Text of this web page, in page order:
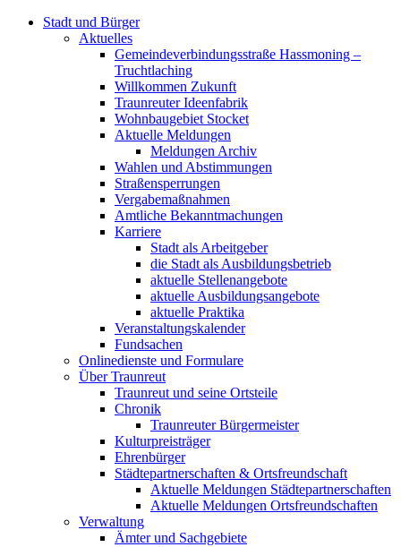
Stadt und Bürger
Aktuelles
Gemeindeverbindungsstraße Hassmoning –
Truchtlaching
Willkommen Zukunft
Traunreuter Ideenfabrik
Wohnbaugebiet Stocket
Aktuelle Meldungen
Meldungen Archiv
Wahlen und Abstimmungen
Straßensperrungen
Vergabemaßnahmen
Amtliche Bekanntmachungen
Karriere
Stadt als Arbeitgeber
die Stadt als Ausbildungsbetrieb
aktuelle Stellenangebote
aktuelle Ausbildungsangebote
aktuelle Praktika
Veranstaltungskalender
Fundsachen
Onlinedienste und Formulare
Über Traunreut
Traunreut und seine Ortsteile
Chronik
Traunreuter Bürgermeister
Kulturpreisträger
Ehrenbürger
Städtepartnerschaften & Ortsfreundschaft
Aktuelle Meldungen Städtepartnerschaften
Aktuelle Meldungen Ortsfreundschaften
Verwaltung
Ämter und Sachgebiete